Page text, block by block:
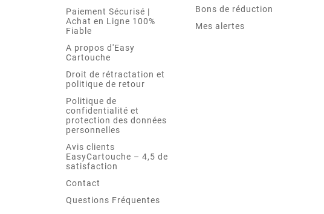
Paiement Sécurisé |
Achat en Ligne 100%
Fiable
A propos d'Easy
Cartouche
Droit de rétractation et
politique de retour
Politique de
confidentialité et
protection des données
personnelles
Avis clients
EasyCartouche – 4,5 de
satisfaction
Contact
Questions Fréquentes
Bons de réduction
Mes alertes